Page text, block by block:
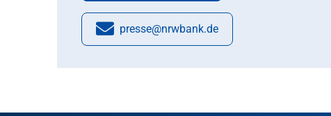
E-Mail:
presse@nrwbank.de